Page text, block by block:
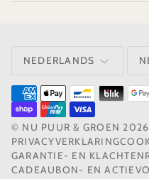
NEDERLANDS
© NU PUUR & GROEN 2026
PRIVACYVERKLARING
GARANTIE- EN
CADEAUBON- EN